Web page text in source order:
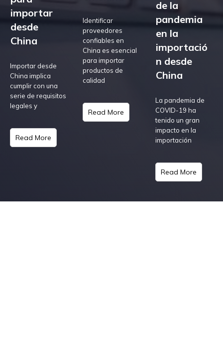
importar
desde
China
Importar desde
China implica
cumplir con una
serie de requisitos
legales y
Read More
Identificar
proveedores
confiables en
China es esencial
para importar
productos de
calidad
Read More
de la
pandemia
en la
importació
n desde
China
La pandemia de
COVID-19 ha
tenido un gran
impacto en la
importación
Read More